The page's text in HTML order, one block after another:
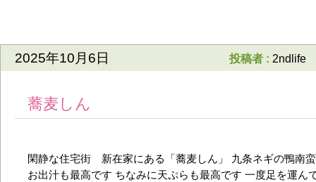
2025年10月6日 投稿者 : 2ndlife
蕎麦しん
閑静な住宅街 新在家にある「蕎麦しん」 九条ネギの鴨南
お出汁も最高です ちなみに天ぷらも最高です 一度足を運ん